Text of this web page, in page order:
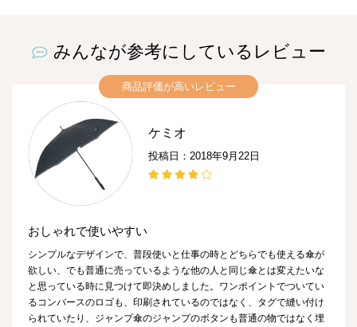
みんなが参考にしているレビュー
商品評価が高いレビュー
ケミオ
投稿日：2018年9月22日
おしゃれで使いやすい
シンプルなデザインで、普段使いと仕事の時とどちらでも使える傘が
欲しい、でも普通に売っているような他の人と同じ傘とは変えたいな
と思っている時に見つけて即決めしました。ワンポイントでついてい
るコンバースのロゴも、印刷されているのではなく、タグで縫い付け
られていたり、ジャンプ傘のジャンプのボタンも普通の物ではなく埋